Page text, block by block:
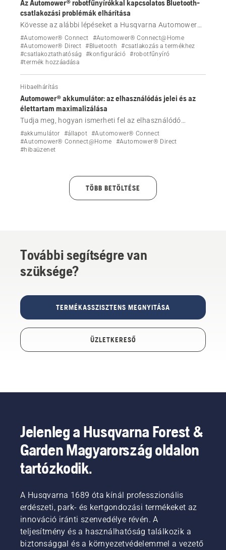
Az Automower® robotfűnyírókkal kapcsolatos Bluetooth-
csatlakozási problémák elhárítása
Kövesse az alábbi lépéseket a Husqvarna Automower®
robotfűnyíró Bluetooth-kapcsolattal vagy párosítással
összefüggő problémák megoldásához.
#Automower® Connect
#Automower® Connect@Home
#Automower® Direct #Bluetooth
#csatlakozás a termékhez
#csatlakoztathatóság
#konfiguráció #robotfűnyíró
#termék hozzáadása
Hibaelhárítás
Automower® akkumulátor: az elhasználódás jelei és az
élettartam maximalizálása
Tudja meg, hogyan ismerheti fel az elhasználódó
Automower® akkumulátor jeleit, és hogyan
maximalizálhatja az akkumulátor élettartamát a
megfelelő tárolás, karbantartás és beállítások révén.
#akkumulátor #állapot #Automower® Connect
#Automower® Connect@Home
#Automower® Direct
#hibaüzenet
TÖBB BETÖLTÉSE
További segítségre van
szüksége?
TERMÉKASSZISZTENS MEGNYITÁSA
ÜZLETKERESŐ
Jelenleg a Husqvarna Forest &
Garden Magyarország oldalon
tartózkodik.
A Husqvarna 1689 óta kínál professzionális
erdészeti, park- és kertgondozási termékeket az
innováció iránti szenvedélye révén. A
teljesítmény és a használhatóság találkozik a
biztonsággal és a környezetvédelemmel a vezető